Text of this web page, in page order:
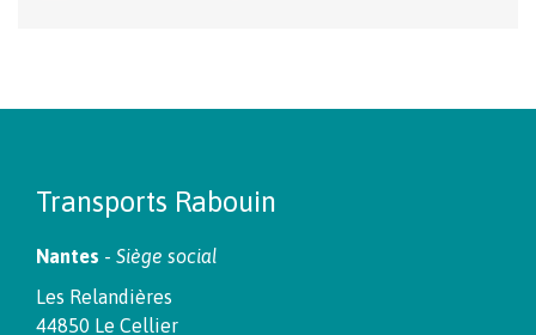
Transports Rabouin
Nantes - Siège social
Les Relandières
44850 Le Cellier